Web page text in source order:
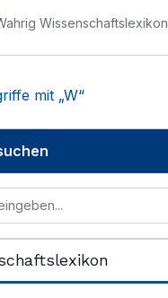
Wissenschaftslexikon
mit „W“